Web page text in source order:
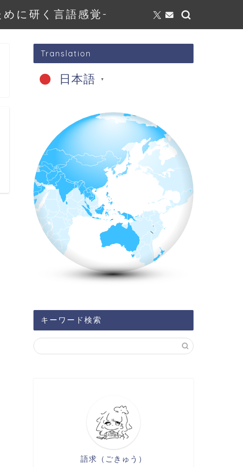
に研く言語感覚-
Translation
日本語 ▼
キーワード検索
語求（ごきゅう）